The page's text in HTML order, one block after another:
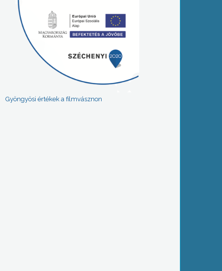
Gyöngyösi értékek a filmvásznon